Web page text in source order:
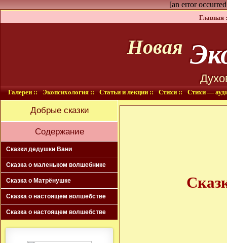
[an error
Главная
Новая
Галереи :: Экопсихология :: Статьи и лекции :: Стихи :: Стихи —
Добрые сказки
Содержание
Сказки дедушки Вани
Сказка о маленьком волшебнике
Сказка о Матрёнушке
Сказка о настоящем волшебстве
Сказка о настоящем волшебстве